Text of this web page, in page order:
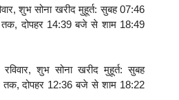
शुभ सोना खरीद मुहूर्त: सुबह 07:46
दोपहर 14:39 बजे से शाम 18:49
शुभ सोना खरीद मुहूर्त: सुबह
दोपहर 12:36 बजे से शाम 18:22